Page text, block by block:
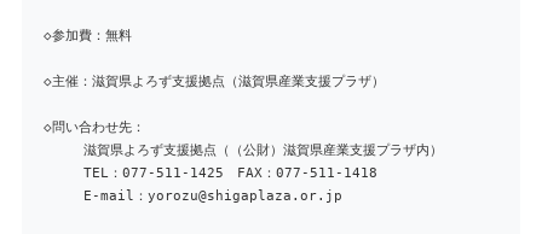
◇参加費：無料
◇主催：滋賀県よろず支援拠点（滋賀県産業支援プラザ）
◇問い合わせ先：
滋賀県よろず支援拠点（（公財）滋賀県産業支援プラザ内）
TEL：077-511-1425 FAX：077-511-1418
E-mail：yorozu@shigaplaza.or.jp